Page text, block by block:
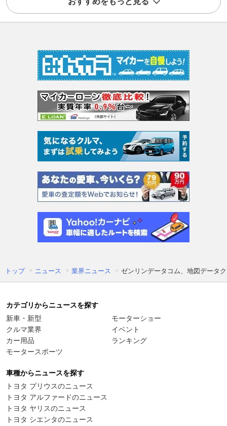
トップ ニュース 業界ニュース ゼンリンデータコム、地図データ
カテゴリからニュースを探す
新車・新型
クルマ業界
カー用品
モータースポーツ
モーターショー
イベント
ランキング
車種からニュースを探す
トヨタ プリウスのニュース
トヨタ アルファードのニュース
トヨタ ヤリスのニュース
トヨタ シエンタのニュース